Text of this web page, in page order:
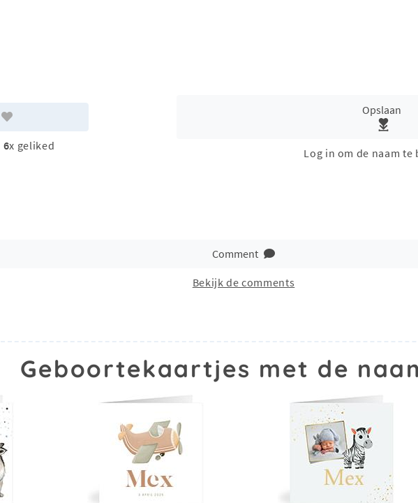
6x geliked
Opslaan
Log in om de naam te
Comment
Bekijk de comments
Geboortekaartjes met de